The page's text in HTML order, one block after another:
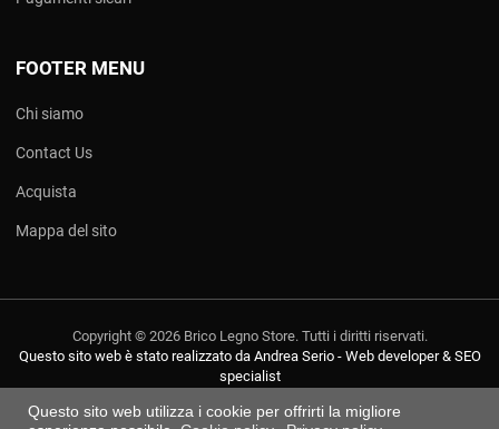
Questo sito web utilizza i cookie per offrirti la migliore
FOOTER MENU
Chi siamo
Contact Us
Acquista
Mappa del sito
Copyright © 2026 Brico Legno Store. Tutti i diritti riservati.
Questo sito web è stato realizzato da Andrea Serio - Web developer & SEO
specialist